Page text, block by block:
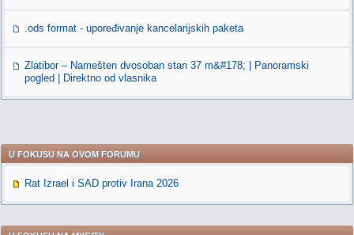
.ods format - upoređivanje kancelarijskih paketa
Zlatibor – Namešten dvosoban stan 37 m&#178; | Panoramski
pogled | Direktno od vlasnika
U FOKUSU NA OVOM FORUMU
Rat Izrael i SAD protiv Irana 2026